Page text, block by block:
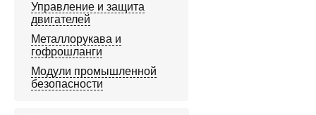
Управление и защита
двигателей
Металлорукава и
гофрошланги
Модули промышленной
безопасности